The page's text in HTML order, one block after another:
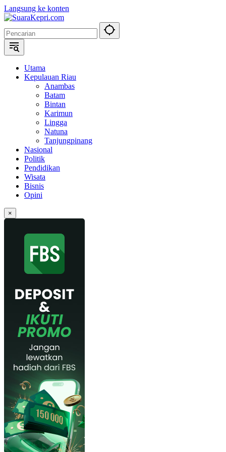
Langsung ke konten
Utama
Kepulauan Riau
Anambas
Batam
Bintan
Karimun
Lingga
Natuna
Tanjungpinang
Nasional
Politik
Pendidikan
Wisata
Bisnis
Opini
×